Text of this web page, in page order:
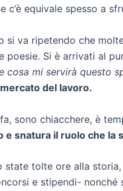
c’è equivale spesso a
si va ripetendo che
poesie. Si è arrivati al
cosa mi servirà questo
del lavoro.
sono chiacchere, è
e snatura il ruolo che la
state tolte ore alla
e stipendi- nonché